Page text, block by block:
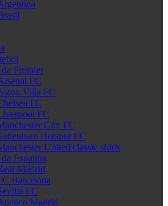
Premier
FC
Villa FC
FC
FC
City FC
Hotspur FC
United classic shirts
Espanha
Madrid
Barcelona
FC
Madrid